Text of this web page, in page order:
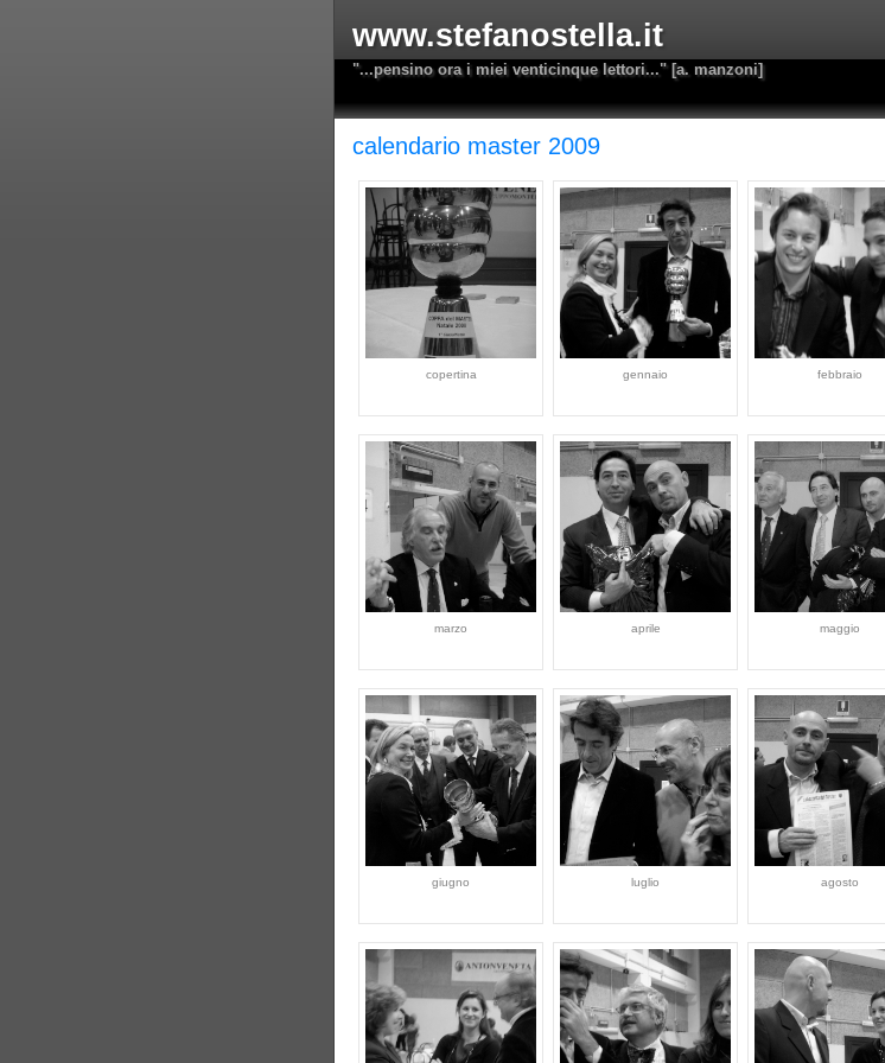
www.stefanostella.it
"...pensino ora i miei venticinque lettori..." [a. manzoni]
calendario master 2009
copertina gennaio febbraio
marzo aprile maggio
giugno luglio agosto